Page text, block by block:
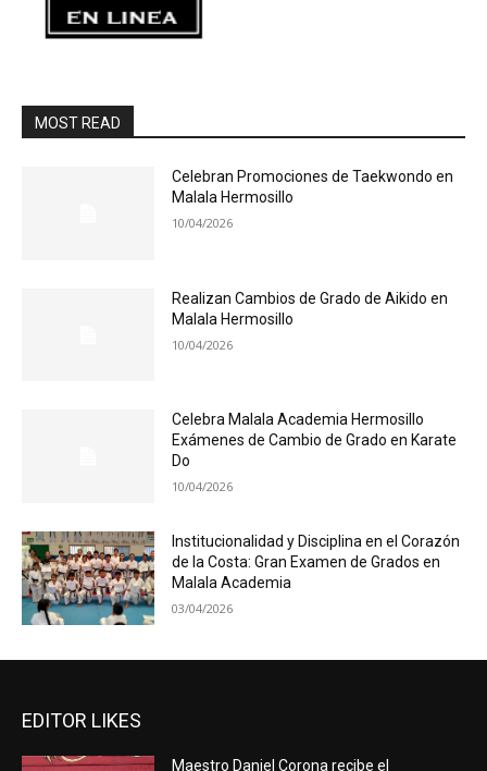
MOST READ
Celebran Promociones de Taekwondo en
Malala Hermosillo
10/04/2026
Realizan Cambios de Grado de Aikido en
Malala Hermosillo
10/04/2026
Celebra Malala Academia Hermosillo
Exámenes de Cambio de Grado en Karate
Do
10/04/2026
Institucionalidad y Disciplina en el Corazón
de la Costa: Gran Examen de Grados en
Malala Academia
03/04/2026
EDITOR LIKES
Maestro Daniel Corona recibe el